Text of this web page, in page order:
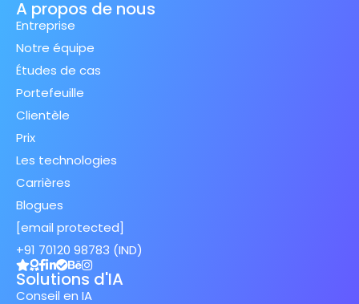
A propos de nous
Entreprise
Notre équipe
Études de cas
Portefeuille
Clientèle
Prix
Les technologies
Carrières
Blogues
[email protected]
+91 70120 98783 (IND)
Solutions d'IA
Conseil en IA